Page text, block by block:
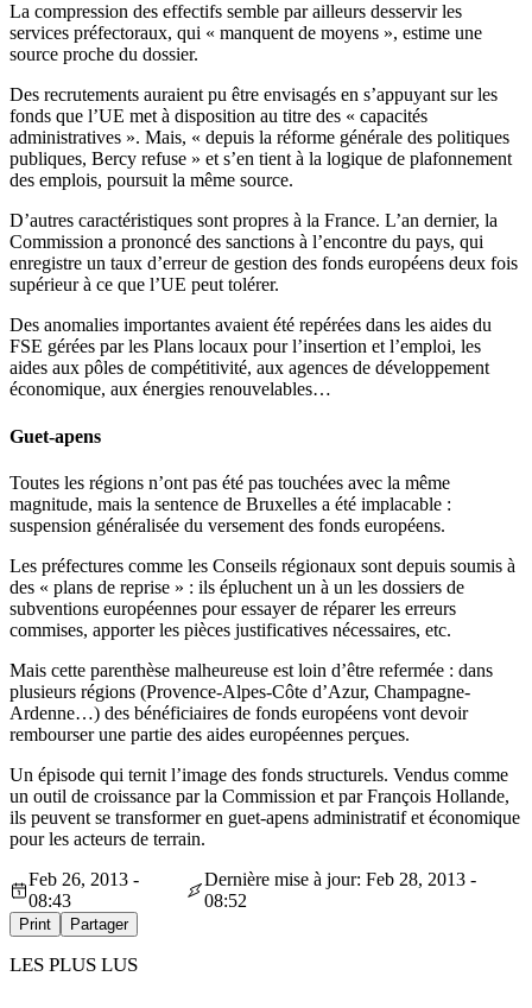
La compression des effectifs semble par ailleurs desservir les
services préfectoraux, qui « manquent de moyens », estime une
source proche du dossier.
Des recrutements auraient pu être envisagés en s’appuyant sur les
fonds que l’UE met à disposition au titre des « capacités
administratives ». Mais, « depuis la réforme générale des politiques
publiques, Bercy refuse » et s’en tient à la logique de plafonnement
des emplois, poursuit la même source.
D’autres caractéristiques sont propres à la France. L’an dernier, la
Commission a prononcé des sanctions à l’encontre du pays, qui
enregistre un taux d’erreur de gestion des fonds européens deux fois
supérieur à ce que l’UE peut tolérer.
Des anomalies importantes avaient été repérées dans les aides du
FSE gérées par les Plans locaux pour l’insertion et l’emploi, les
aides aux pôles de compétitivité, aux agences de développement
économique, aux énergies renouvelables…
Guet-apens
Toutes les régions n’ont pas été pas touchées avec la même
magnitude, mais la sentence de Bruxelles a été implacable :
suspension généralisée du versement des fonds européens.
Les préfectures comme les Conseils régionaux sont depuis soumis à
des « plans de reprise » : ils épluchent un à un les dossiers de
subventions européennes pour essayer de réparer les erreurs
commises, apporter les pièces justificatives nécessaires, etc.
Mais cette parenthèse malheureuse est loin d’être refermée : dans
plusieurs régions (Provence-Alpes-Côte d’Azur, Champagne-
Ardenne…) des bénéficiaires de fonds européens vont devoir
rembourser une partie des aides européennes perçues.
Un épisode qui ternit l’image des fonds structurels. Vendus comme
un outil de croissance par la Commission et par François Hollande,
ils peuvent se transformer en guet-apens administratif et économique
pour les acteurs de terrain.
Feb 26, 2013 -
08:43
Dernière mise à jour: Feb 28, 2013 -
08:52
Print Partager
LES PLUS LUS